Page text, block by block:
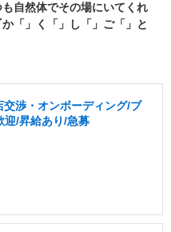
自然体でその場にいてくれ
「」く「」し「」ご「」と
渉・オンボーディング/ブ
迎/昇給あり/急募